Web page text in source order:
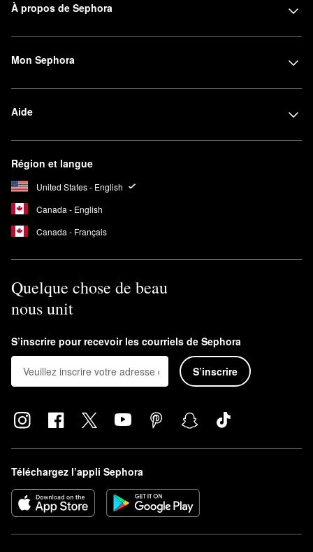
À propos de Sephora
Mon Sephora
Aide
Région et langue
United States - English
Canada - English
Canada - Français
Quelque chose de beau
nous unit
S’inscrire pour recevoir les courriels de Sephora
S’inscrire
Téléchargez l’appli Sephora